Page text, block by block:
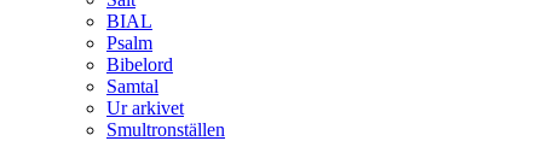
BIAL
Psalm
Bibelord
Samtal
Ur arkivet
Smultronställen